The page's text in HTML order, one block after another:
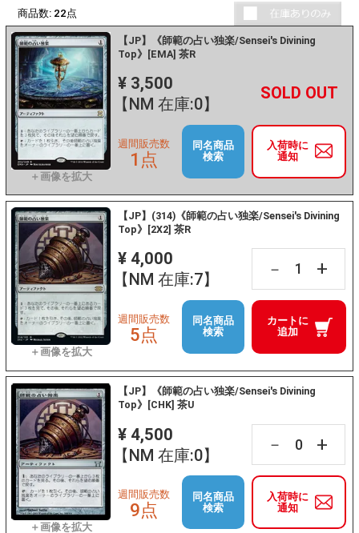
商品数: 22 点
【JP】《師範の占い独楽/Sensei's Divining
Top》[EMA] 茶R
¥ 3,500
【NM 在庫:0】
－ +
入荷時に
通知
週間販売数
1点
同名商品
検索
【JP】(314)《師範の占い独楽/Sensei's Divining
Top》[2X2] 茶R
¥ 4,000
【NM 在庫:7】
－ +
カートに
追加
週間販売数
5点
同名商品
検索
【JP】《師範の占い独楽/Sensei's Divining
Top》[CHK] 茶U
¥ 4,500
【NM 在庫:0】
－ +
入荷時に
通知
週間販売数
9点
同名商品
検索